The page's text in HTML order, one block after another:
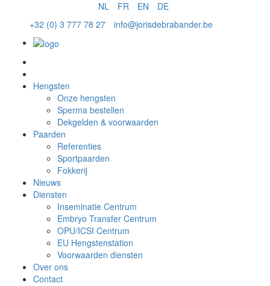
NL FR EN
DE
+32 (0) 3 777 78 27
info@jorisdebrabander.be
Hengsten
Onze hengsten
Sperma bestellen
Dekgelden & voorwaarden
Paarden
Referenties
Sportpaarden
Fokkerij
Nieuws
Diensten
Inseminatie Centrum
Embryo Transfer Centrum
OPU/ICSI Centrum
EU Hengstenstation
Voorwaarden diensten
Over ons
Contact